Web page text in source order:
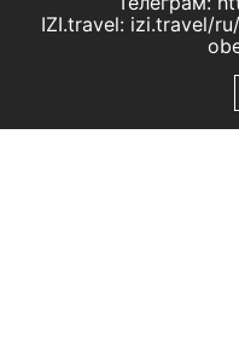
IZI.travel: izi.travel/